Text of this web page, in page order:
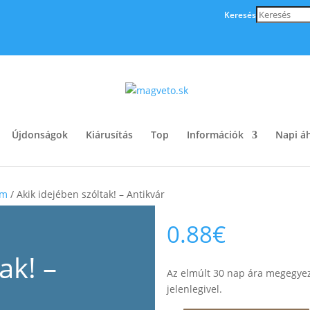
Keresés
Újdonságok Kiárusítás Top Információk Napi
/ Akik idejében szóltak! – Antikvár
–
0.88€
Az elmúlt 30 nap ára
jelenlegivel.